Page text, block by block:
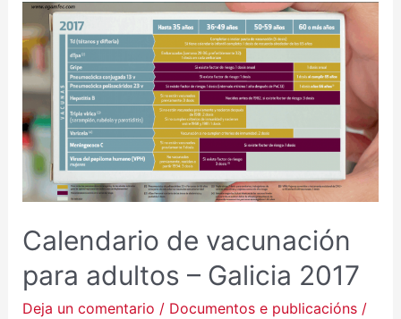
Calendario de vacunación
para adultos – Galicia 2017
Deja un comentario / Documentos e publicacións/